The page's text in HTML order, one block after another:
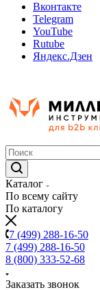
Вконтакте
Telegram
YouTube
Rutube
Яндекс.Дзен
Каталог
По всему сайту
По каталогу
7 (499) 288-16-50
7 (499) 288-16-50
8 (800) 333-52-68
Заказать звонок